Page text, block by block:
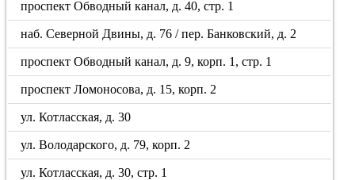
проспект Обводный канал, д. 40, стр. 1
наб. Северной Двины, д. 76 / пер. Банковский, д. 2
проспект Обводный канал, д. 9, корп. 1, стр. 1
проспект Ломоносова, д. 15, корп. 2
ул. Котласская, д. 30
ул. Володарского, д. 79, корп. 2
ул. Котласская, д. 30, стр. 1